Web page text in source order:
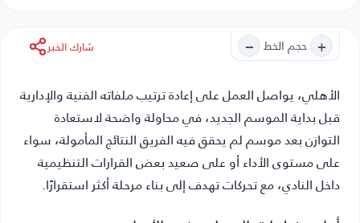
+ حجم الخط − شارك الخبر
الأهلي، يواصل العمل على إعادة ترتيب ملفاته الفنية والإدارية
قبل بداية الموسم الجديد، في محاولة واضحة لاستعادة
التوازن بعد موسم لم يحقق فيه الفريق النتائج المأمولة، سواء
على مستوى الأداء أو على صعيد بعض القرارات التنظيمية
داخل النادي، مع تحركات تهدف إلى بناء مرحلة أكثر استقرارًا.